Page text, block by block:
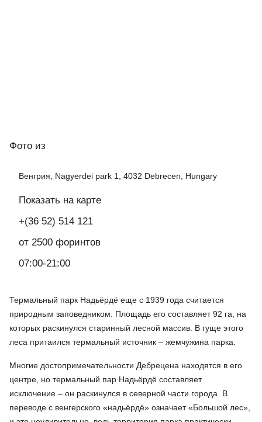
Фото из
Венгрия, Nagyerdei park 1, 4032 Debrecen, Hungary
Показать на карте
+(36 52) 514 121
от 2500 форинтов
07:00-21:00
Термальный парк Надьёрдё еще с 1939 года считается
природным заповедником. Площадь его составляет 92 га, на
которых раскинулся старинный лесной массив. В гуще этого
леса притаился термальный источник – жемчужина парка.
Многие достопримечательности Дебрецена находятся в его
центре, но термальный пар Надьёрдё составляет
исключение – он раскинулся в северной части города. В
переводе с венгерского «надьёрдё» означает «Большой лес»,